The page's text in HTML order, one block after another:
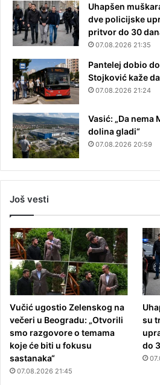
Uhapšen
dve policijske
pritvor do 30
07.08.2026 21:35
Pantelej dobio
Stojković kaže
07.08.2026 21:24
Vasić: „Da nema
dolina gladi“
07.08.2026 20:59
Još vesti
Vučić ugostio Zelenskog na
večeri u Beogradu: „Otvorili
smo razgovore o temama
koje će biti u fokusu
sastanaka“
07.08.2026 21:45
su
do